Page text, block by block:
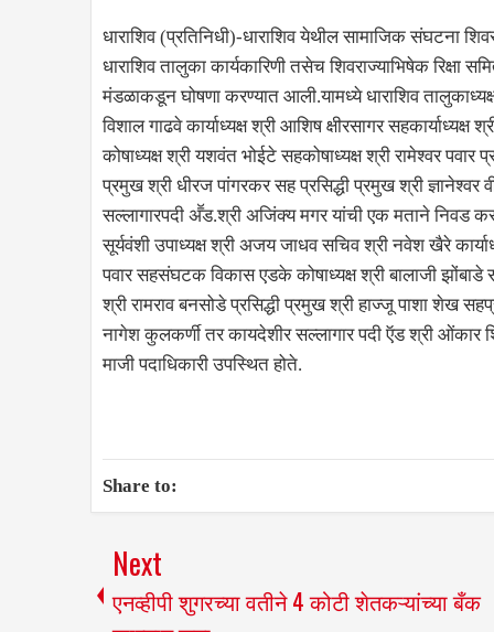
धाराशिव (प्रतिनिधी)-धाराशिव येथील सामाजिक संघटना
धाराशिव तालुका कार्यकारिणी तसेच शिवराज्याभिषेक रिक्षा
मंडळाकडून घोषणा करण्यात आली.यामध्ये धाराशिव
विशाल गाढवे कार्याध्यक्ष श्री आशिष क्षीरसागर
कोषाध्यक्ष श्री यशवंत भोईटे सहकोषाध्यक्ष श्री रामेश्वर
प्रमुख श्री धीरज पांगरकर सह प्रसिद्धी प्रमुख श्री
सल्लागारपदी अॕड.श्री अजिंक्य मगर यांची एक मताने निवड
सूर्यवंशी उपाध्यक्ष श्री अजय जाधव सचिव श्री नवेश खैरे
पवार सहसंघटक विकास एडके कोषाध्यक्ष श्री बालाजी झोंबाडे
श्री रामराव बनसोडे प्रसिद्धी प्रमुख श्री हाज्जू पाशा शेख
नागेश कुलकर्णी तर कायदेशीर सल्लागार पदी ऍड श्री ओंकार
माजी पदाधिकारी उपस्थित होते.
Share to:
Next
एनव्हीपी शुगरच्या वतीने 4 कोटी शेतकऱ्यांच्या बँक